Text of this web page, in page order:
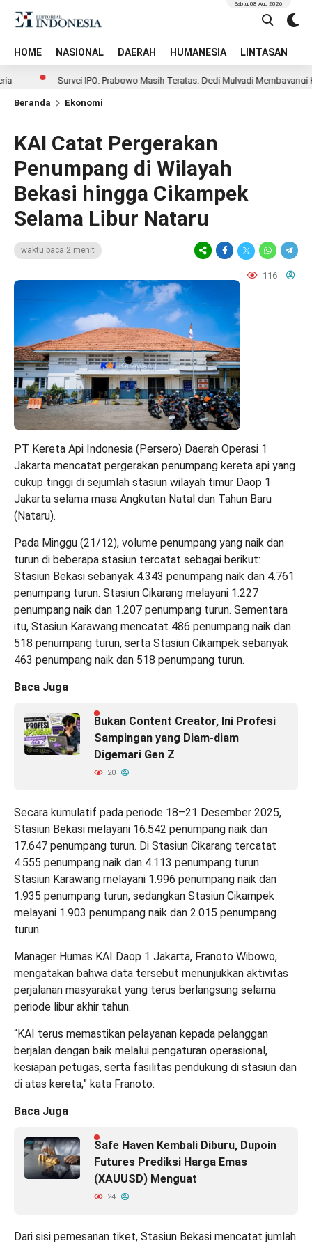
HOME NASIONAL DAERAH HUMANESIA LINTASAN
Sabtu, 08 Agu 2026
Survei IPO: Prabowo Masih Teratas, Dedi Mulyadi Membayangi Ketat
Beranda Ekonomi
KAI Catat Pergerakan
Penumpang di Wilayah
Bekasi hingga Cikampek
Selama Libur Nataru
waktu baca 2 menit
116
PT Kereta Api Indonesia (Persero) Daerah Operasi 1
Jakarta mencatat pergerakan penumpang kereta api yang
cukup tinggi di sejumlah stasiun wilayah timur Daop 1
Jakarta selama masa Angkutan Natal dan Tahun Baru
(Nataru).
Pada Minggu (21/12), volume penumpang yang naik dan
turun di beberapa stasiun tercatat sebagai berikut:
Stasiun Bekasi sebanyak 4.343 penumpang naik dan 4.761
penumpang turun. Stasiun Cikarang melayani 1.227
penumpang naik dan 1.207 penumpang turun. Sementara
itu, Stasiun Karawang mencatat 486 penumpang naik dan
518 penumpang turun, serta Stasiun Cikampek sebanyak
463 penumpang naik dan 518 penumpang turun.
Baca Juga
Bukan Content Creator, Ini Profesi
Sampingan yang Diam-diam
Digemari Gen Z
20
Secara kumulatif pada periode 18–21 Desember 2025,
Stasiun Bekasi melayani 16.542 penumpang naik dan
17.647 penumpang turun. Di Stasiun Cikarang tercatat
4.555 penumpang naik dan 4.113 penumpang turun.
Stasiun Karawang melayani 1.996 penumpang naik dan
1.935 penumpang turun, sedangkan Stasiun Cikampek
melayani 1.903 penumpang naik dan 2.015 penumpang
turun.
Manager Humas KAI Daop 1 Jakarta, Franoto Wibowo,
mengatakan bahwa data tersebut menunjukkan aktivitas
perjalanan masyarakat yang terus berlangsung selama
periode libur akhir tahun.
“KAI terus memastikan pelayanan kepada pelanggan
berjalan dengan baik melalui pengaturan operasional,
kesiapan petugas, serta fasilitas pendukung di stasiun dan
di atas kereta,” kata Franoto.
Baca Juga
Safe Haven Kembali Diburu, Dupoin
Futures Prediksi Harga Emas
(XAUUSD) Menguat
24
Dari sisi pemesanan tiket, Stasiun Bekasi mencatat jumlah